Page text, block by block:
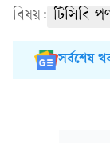
বিষয়: টিসিবি
সর্বশেষ